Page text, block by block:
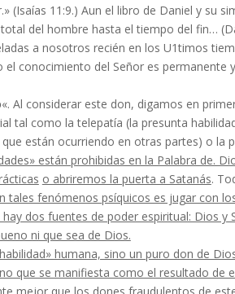
(Isaías 11:9.) Aun el libro de Daniel y su
del hombre hasta el tiempo del fin…
a nosotros recién en los U1timos
conocimiento del Señor es per­manente
«. Al considerar este don, digamos en
tal como la telepatía (la presunta
están ocurriendo en otras partes) o la
están prohibidas en la Palabra de.
o abriremos la puerta a Satanás.
tales fenómenos psíquicos es jugar con
dos fuentes de poder espiri­tual: Dios y
ni que sea de Dios.
humana, sino un puro don de
que se manifiesta como el resultado de